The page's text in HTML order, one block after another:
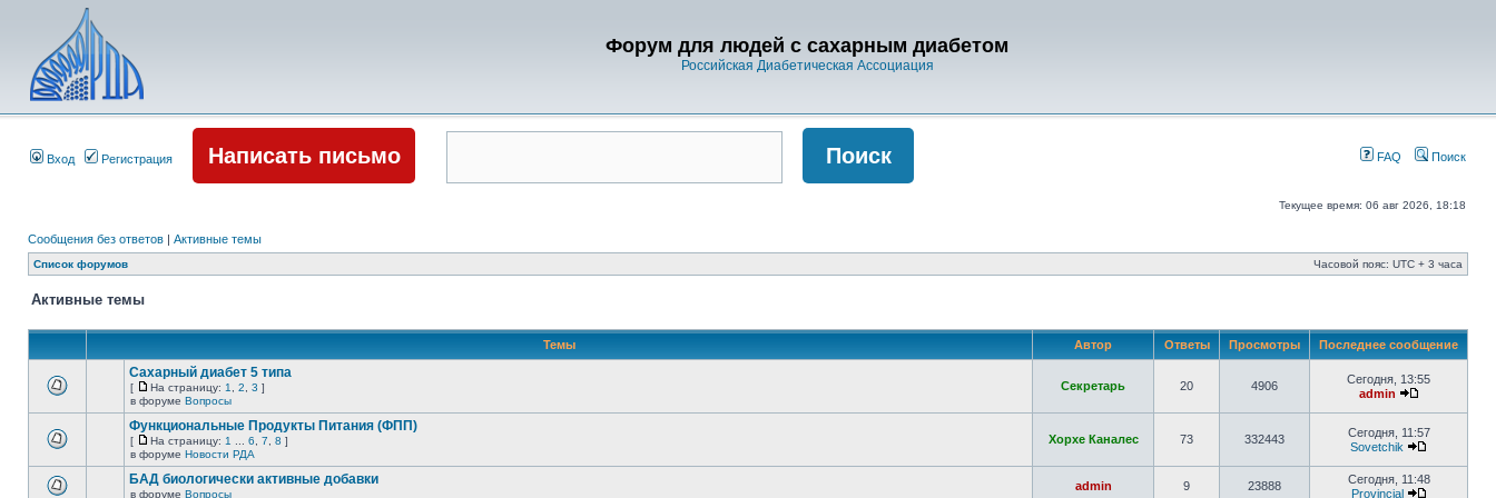
Форум для людей с сахарным диабетом
Российская Диабетическая Ассоциация
Вход Регистрация Написать письмо FAQ Поиск
Текущее время: 06 авг 2026, 18:18
Сообщения без ответов | Активные темы
Список форумов Часовой пояс: UTC + 3 часа
Активные темы
Темы Автор Ответы Просмотры Последнее сообщение
Сахарный диабет 5 типа
[ На страницу: 1 2 3 ]
в форуме Вопросы
Секретарь 20 4906
Сегодня, 13:55
admin
Функциональные Продукты Питания (ФПП)
[ На страницу: 1 6 7 8 ]
в форуме Новости РДА
Хорхе Каналес 73 332443
Сегодня, 11:57
Sovetchik
БАД биологически активные добавки
в форуме Вопросы
admin 9 23888
Сегодня, 11:48
Provincial